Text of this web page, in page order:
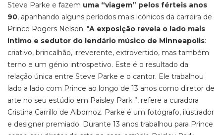
Steve Parke e fazem uma “viagem” pelos férteis anos
90, apanhando alguns períodos mais icónicos da carreira de
Prince Rogers Nelson. "A exposição revela o lado mais
íntimo e sedutor do lendário músico de Minneapolis:
criativo, brincalhão, irreverente, extrovertido, mas também
terno e um génio introspetivo. Este é o resultado da
relação única entre Steve Parke e o cantor. Ele trabalhou
lado a lado com Prince ao longo de 13 anos como diretor de
arte no seu estúdio em Paisley Park ”, refere a curadora
Cristina Carrillo de Albornoz. Parke é um fotógrafo, ilustrador
e designer premiado. Durante 13 anos trabalhou para Prince